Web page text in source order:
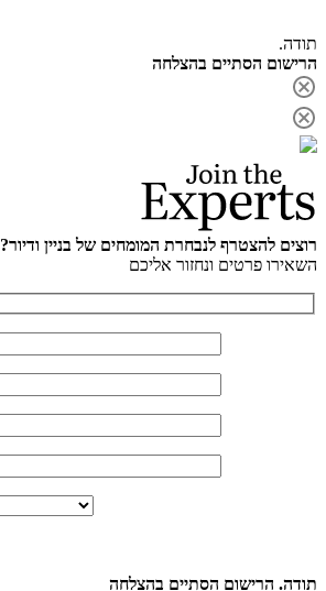
תודה.
הרישום הסתיים בהצלחה
רוצים להצטרף לנבחרת המומחים של בניין ודיור?
השאירו פרטים ונחזור אליכם
תודה. הרישום הסתיים בהצלחה